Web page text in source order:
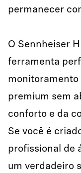
permanecer
O Sennheiser
ferramenta
monitoramento
premium sem
conforto e da
Se você é
profissional de
um verdadeiro